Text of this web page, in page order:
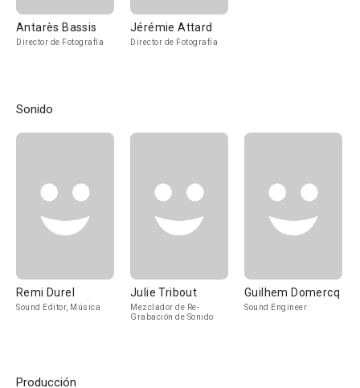
Antarès Bassis
Director de Fotografía
Jérémie Attard
Director de Fotografía
Sonido
Remi Durel
Sound Editor, Música
Julie Tribout
Mezclador de Re-
Grabación de Sonido
Guilhem Domercq
Sound Engineer
Producción